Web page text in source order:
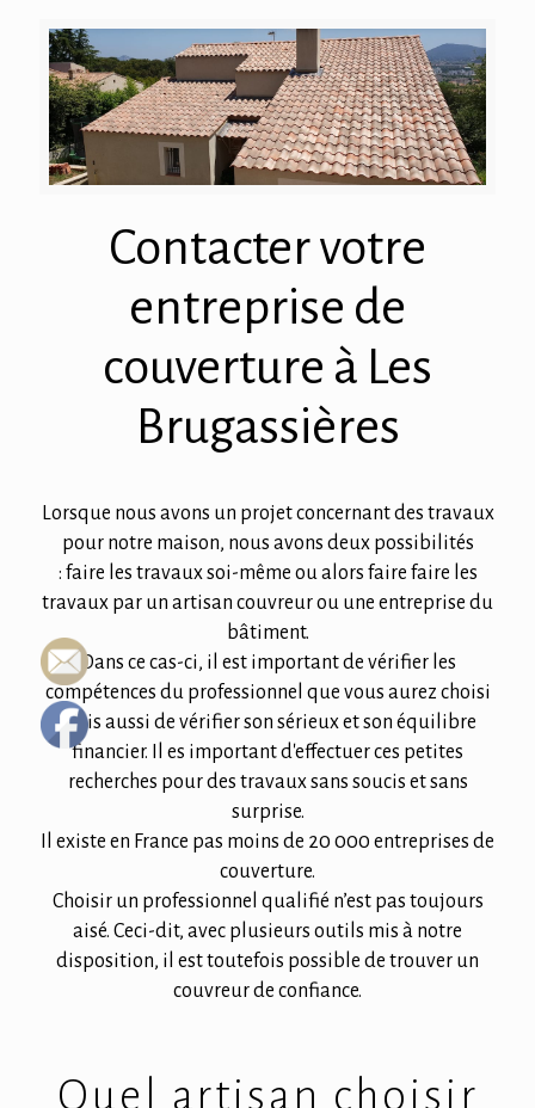
Contacter votre
entreprise de
couverture à Les
Brugassières
Lorsque nous avons un projet concernant des travaux
pour notre maison, nous avons deux possibilités
: faire les travaux soi-même ou alors faire faire les
travaux par un artisan couvreur ou une entreprise du
bâtiment.
Dans ce cas-ci, il est important de vérifier les
compétences du professionnel que vous aurez choisi
mais aussi de vérifier son sérieux et son équilibre
financier. Il es important d'effectuer ces petites
recherches pour des travaux sans soucis et sans
surprise.
Il existe en France pas moins de 20 000 entreprises de
couverture.
Choisir un professionnel qualifié n’est pas toujours
aisé. Ceci-dit, avec plusieurs outils mis à notre
disposition, il est toutefois possible de trouver un
couvreur de confiance.
Quel artisan choisir